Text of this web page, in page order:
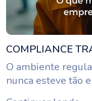
COMPLIANCE
O ambiente
nunca esteve tão